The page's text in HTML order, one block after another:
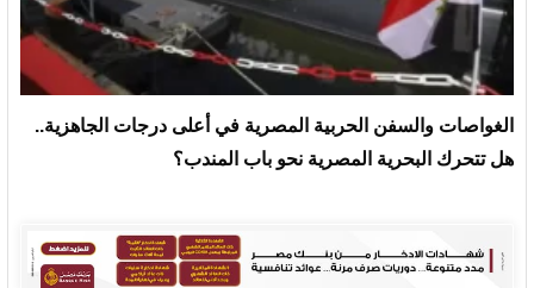
الغواصات والسفن الحربية المصرية في أعلى درجات الجاهزية..
هل تتحرك البحرية المصرية نحو باب المندب؟